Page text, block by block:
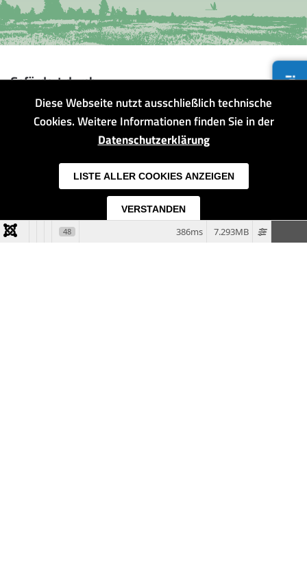
Gefördert durch:
48 7.293MB
386ms
Diese Webseite nutzt ausschließlich technische
Cookies. Weitere Informationen finden Sie in der
Datenschutzerklärung
LISTE ALLER COOKIES ANZEIGEN
VERSTANDEN